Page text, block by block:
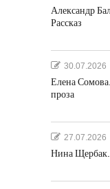
Александр
Рассказ
30.07.2026
Елена
проза
27.07.2026
Нина Щербак.